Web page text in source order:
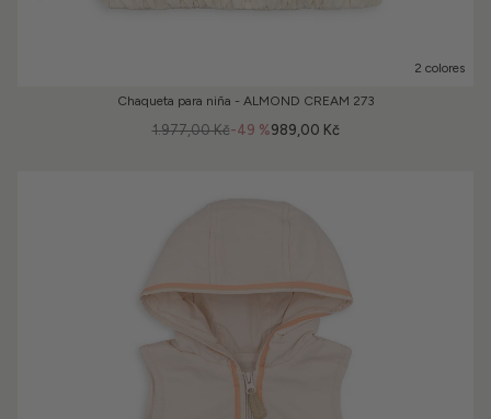
2 colores
Chaqueta para niña - ALMOND CREAM 273
-49 %
1.977,00 Kč 989,00 Kč